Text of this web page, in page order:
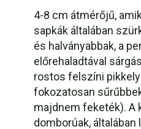
4-8 cm átmérőjű,
sapkák általában
és halványabbak, a
előrehaladtával
rostos felszíni
fokozatosan
majdnem feketék). A
domborúak,